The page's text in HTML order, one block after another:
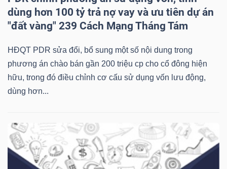
dùng hơn 100 tỷ trả nợ vay và ưu tiên dự án
"đất vàng" 239 Cách Mạng Tháng Tám
HĐQT PDR sửa đổi, bổ sung một số nội dung trong
phương án chào bán gần 200 triệu cp cho cổ đông hiện
hữu, trong đó điều chỉnh cơ cấu sử dụng vốn lưu động,
dùng hơn...